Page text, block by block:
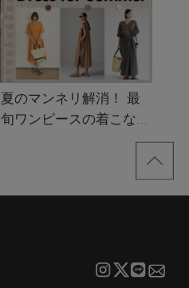
夏のマンネリ解消！ 最
旬ワンピースの着こなし